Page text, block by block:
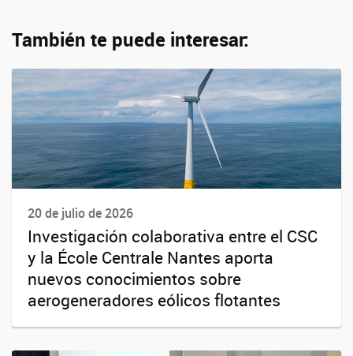
También te puede interesar:
20 de julio de 2026
Investigación colaborativa entre el CSC
y la École Centrale Nantes aporta
nuevos conocimientos sobre
aerogeneradores eólicos flotantes